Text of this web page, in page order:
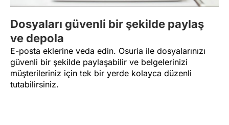
Dosyaları güvenli bir şekilde paylaş
ve depola
E-posta eklerine veda edin. Osuria ile dosyalarınızı
güvenli bir şekilde paylaşabilir ve belgelerinizi
müşterileriniz için tek bir yerde kolayca düzenli
tutabilirsiniz.